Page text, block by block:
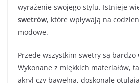
wyrażenie swojego stylu. Istnieje
swetrów, które wpływają na
modowe.
Przede wszystkim swetry są bardzo
Wykonane z miękkich materiałów,
akryl czy bawełna, doskonale